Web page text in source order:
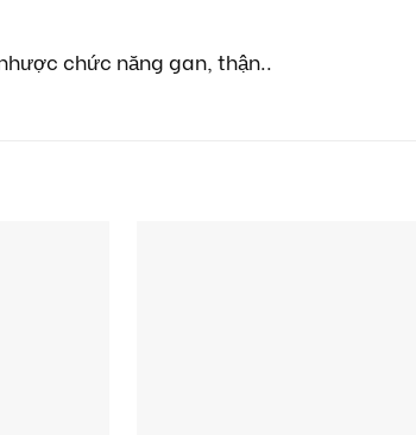
chức năng gan, thận..